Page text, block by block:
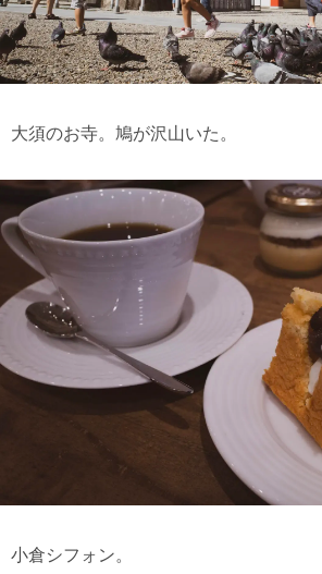
大須のお寺。鳩が沢山いた。
小倉シフォン。